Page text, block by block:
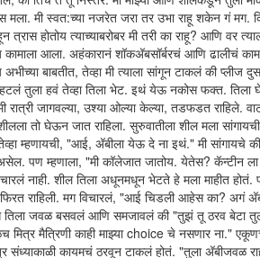
मी स्वत:च्या नजरेत जरा तर उभा राहू शकेन गं मग.
त्रास होतोय त्याच्याबरोबर मी तरी का राहू? आणि
कामाला आला. अहंकारानं शॉकअ‍ॅबसॉर्बरचं आणि ढालीचं
अभीच्या बाबतीत, तेव्हा मी त्याला सांगून टाकलं की
म्हटलं तुला हवं तेव्हा तिला भेट. इथं येऊ नकोस फक्त.
रात्री जागवल्या, उश्या ओल्या केल्या, तडफडत राहिले.
तो घेऊन जात राहिला. सुरुवातीला शील मला
म्हणायची, "आई, अ‍ॅबीला येऊ दे ना इथं." मी सांगायचे
पण म्हणाला, "मी कॉलेजात जातोय. येतेस? कॅन्टीन
नाही. शील तिला अधूनमधून भेटते हे मला माहीत
फिरत राहिली. मग विचारलं, "आई चिडली आहेस का? अगं
जवळ बसवलं आणि समजावलं की "तुझं तू ठरव बेटा
मैत्रिणी काही माझ्या choice चे नसणार ना."
संध्याकाळी कायमचं ठरवून टाकलं होतं. "तुला